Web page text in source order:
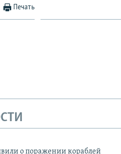
Печать
о поражении кораблей